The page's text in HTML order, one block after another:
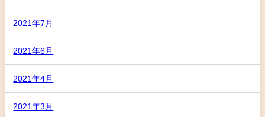
2021年7月
2021年6月
2021年4月
2021年3月